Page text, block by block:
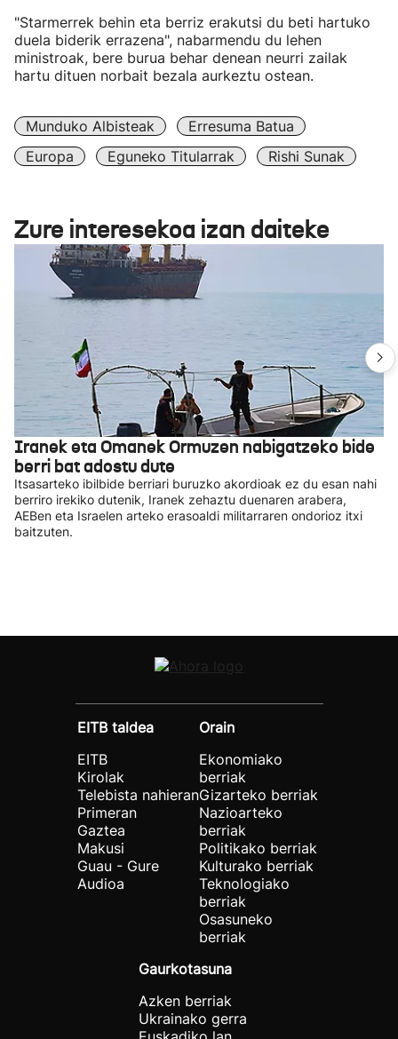
"Starmerrek behin eta berriz erakutsi du beti hartuko
duela biderik errazena", nabarmendu du lehen
ministroak, bere burua behar denean neurri zailak
hartu dituen norbait bezala aurkeztu ostean.
Munduko Albisteak
Erresuma Batua
Europa
Eguneko Titularrak Rishi Sunak
Zure interesekoa izan daiteke
Iranek eta Omanek Ormuzen nabigatzeko bide
berri bat adostu dute
Itsasarteko ibilbide berriari buruzko akordioak ez du esan nahi
berriro irekiko dutenik, Iranek zehaztu duenaren arabera,
AEBen eta Israelen arteko erasoaldi militarraren ondorioz itxi
baitzuten.
EITB taldea
EITB
Kirolak
Telebista nahieran
Primeran
Gaztea
Makusi
Guau - Gure
Audioa
Orain
Ekonomiako
berriak
Gizarteko berriak
Nazioarteko
berriak
Politikako berriak
Kulturako berriak
Teknologiako
berriak
Osasuneko
berriak
Gaurkotasuna
Azken berriak
Ukrainako gerra